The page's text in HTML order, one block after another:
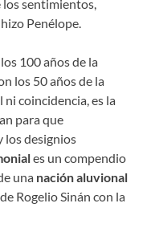
los sentimientos,
Penélope.
100 años de la
los 50 años de la
ni coincidencia, es la
para que
los designios
es un compendio
una nación aluvional
Rogelio Sinán con la